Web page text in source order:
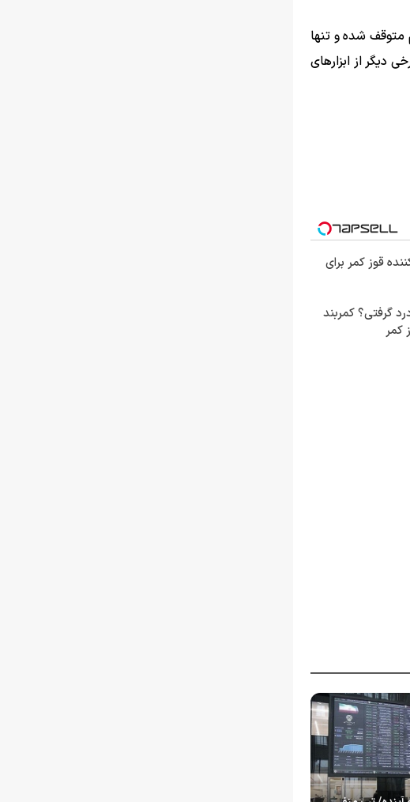
متوقف شده و تنها
دیگر از ابزارهای
قوز کمر برای
گرفتی؟ کمربند
کمر